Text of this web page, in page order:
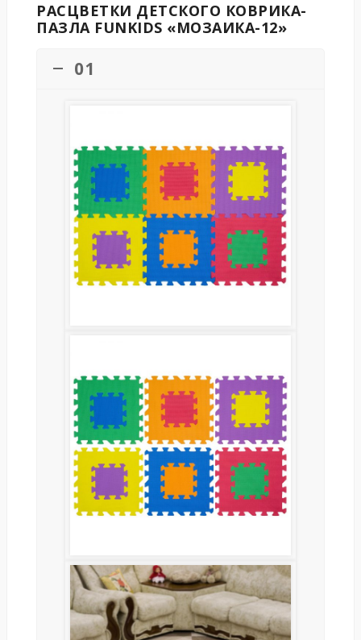
РАСЦВЕТКИ ДЕТСКОГО КОВРИКА-
ПАЗЛА FUNKIDS «МОЗАИКА-12»
01